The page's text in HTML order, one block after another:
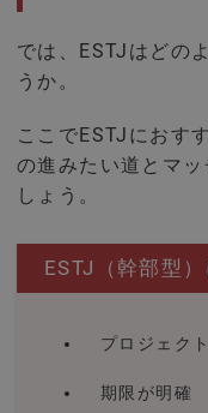
では、ESTJはどの
うか。
ここでESTJにおす
の進みたい道とマ
しょう。
ESTJ（幹部型
プロジェク
期限が明確